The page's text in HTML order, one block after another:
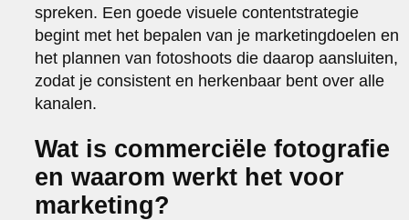
contact
info@markhorn.nl
+31650600601
about
spreken. Een goede visuele contentstrategie
begint met het bepalen van je marketingdoelen en
het plannen van fotoshoots die daarop aansluiten,
zodat je consistent en herkenbaar bent over alle
kanalen.
Wat is commerciële fotografie
en waarom werkt het voor
marketing?